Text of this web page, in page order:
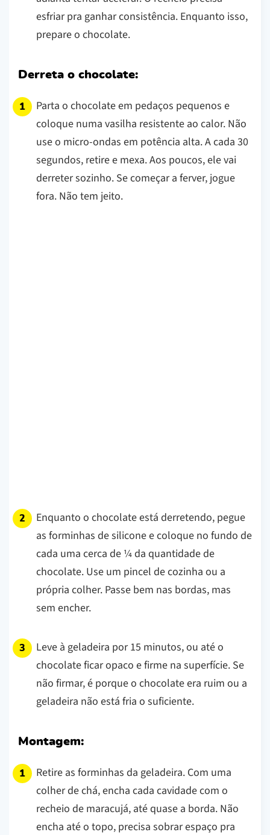
esfriar pra ganhar consistência. Enquanto isso,
prepare o chocolate.
Derreta o chocolate:
Parta o chocolate em pedaços pequenos e
coloque numa vasilha resistente ao calor. Não
use o micro-ondas em potência alta. A cada 30
segundos, retire e mexa. Aos poucos, ele vai
derreter sozinho. Se começar a ferver, jogue
fora. Não tem jeito.
Enquanto o chocolate está derretendo, pegue
as forminhas de silicone e coloque no fundo de
cada uma cerca de ¼ da quantidade de
chocolate. Use um pincel de cozinha ou a
própria colher. Passe bem nas bordas, mas
sem encher.
Leve à geladeira por 15 minutos, ou até o
chocolate ficar opaco e firme na superfície. Se
não firmar, é porque o chocolate era ruim ou a
geladeira não está fria o suficiente.
Montagem:
Retire as forminhas da geladeira. Com uma
colher de chá, encha cada cavidade com o
recheio de maracujá, até quase a borda. Não
encha até o topo, precisa sobrar espaço pra